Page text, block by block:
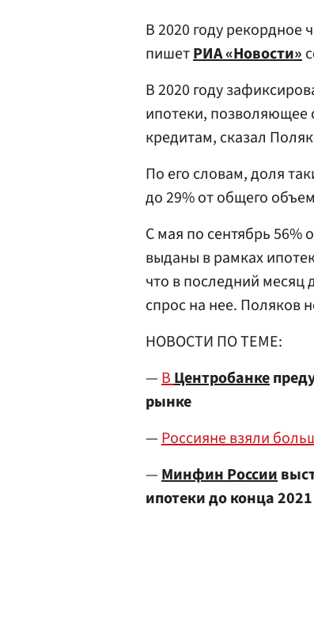
В 2020 году рекордное
пишетРИА «Новости»
В 2020 году
ипотеки, позволяющее
кредитам, сказал
По его словам, доля
до 29% от общего
С мая по сентябрь
выданы в рамках
что в последний
спрос на нее. Поляков
НОВОСТИ ПО ТЕМЕ:
—ВЦентробанке
рынке
—Россияне взяли
—Минфин России
ипотеки до конца